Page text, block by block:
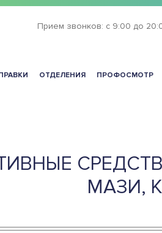
Прием звонков: с 9:00 до
ОТДЕЛЕНИЯ ПРОФОСМОТР
МАЗИ,